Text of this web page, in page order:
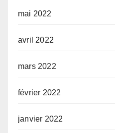
mai 2022
avril 2022
mars 2022
février 2022
janvier 2022